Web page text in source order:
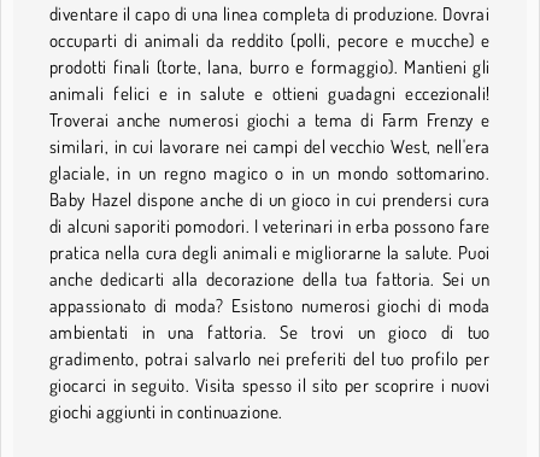
diventare il capo di una linea completa di produzione. Dovrai
occuparti di animali da reddito (polli, pecore e mucche) e
prodotti finali (torte, lana, burro e formaggio). Mantieni gli
animali felici e in salute e ottieni guadagni eccezionali!
Troverai anche numerosi giochi a tema di Farm Frenzy e
similari, in cui lavorare nei campi del vecchio West, nell'era
glaciale, in un regno magico o in un mondo sottomarino.
Baby Hazel dispone anche di un gioco in cui prendersi cura
di alcuni saporiti pomodori. I veterinari in erba possono fare
pratica nella cura degli animali e migliorarne la salute. Puoi
anche dedicarti alla decorazione della tua fattoria. Sei un
appassionato di moda? Esistono numerosi giochi di moda
ambientati in una fattoria. Se trovi un gioco di tuo
gradimento, potrai salvarlo nei preferiti del tuo profilo per
giocarci in seguito. Visita spesso il sito per scoprire i nuovi
giochi aggiunti in continuazione.